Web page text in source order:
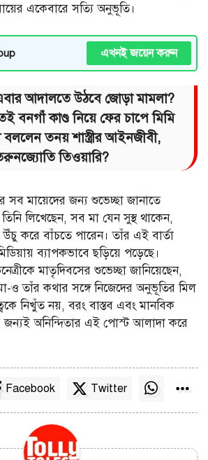
একেবারে সত্যি অনুভূতি।
এখনই জয়েন করুন
আদালতে উঠবে জোড়া মামলা?
বনগাঁ কাণ্ড নিয়ে ফের চাপে মিমি
বললেন তনয় শাস্ত্রীর আইনজীবী,
তিওয়ারি?
সব মায়েদের জন্য শুভেচ্ছা জানাতে
লিখেছেন, সব মা যেন সুস্থ থাকেন,
উঁচু করে বাঁচতে পারেন। তাঁর এই বার্তা
ব্যাপকভাবে ছড়িয়ে পড়েছে।
মাতৃদিবসের শুভেচ্ছা জানিয়েছেন,
ও তাঁর কথার সঙ্গে নিজেদের অনুভূতির মিল
নিখুঁত নয়, বরং বাস্তব এবং মানবিক
জন্যই অনিন্দিতার এই পোস্ট আলাদা করে
Facebook Twitter